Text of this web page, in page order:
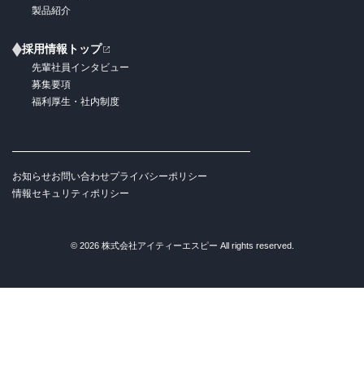
製品紹介
採用情報トップ
先輩社員インタビュー
募集要項
福利厚生・社内制度
お知らせお問い合わせプライバシーポリシー
情報セキュリティポリシー
© 2026 株式会社アイティーエスピー All rights reserved.